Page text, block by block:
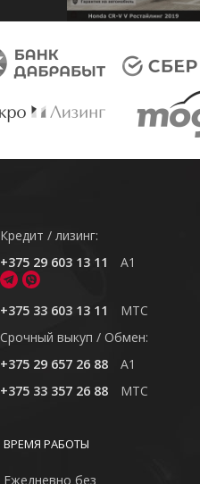
Кредит / лизинг:
+375 29 603 13 11
A1
+375 33 603 13 11
MTC
Cрочный выкуп / Обмен:
+375 29 657 26 88
A1
+375 33 357 26 88
MTC
ВРЕМЯ РАБОТЫ
Ежедневно без